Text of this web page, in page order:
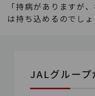
「持病がありますが
は持ち込めるのでし
JALグループ